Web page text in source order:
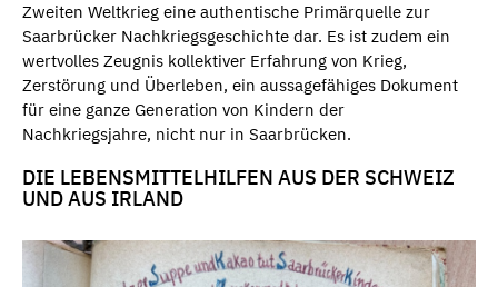
Zweiten Weltkrieg eine authentische Primärquelle zur
Saarbrücker Nachkriegsgeschichte dar. Es ist zudem ein
wertvolles Zeugnis kollektiver Erfahrung von Krieg,
Zerstörung und Überleben, ein aussagefähiges Dokument
für eine ganze Generation von Kindern der
Nachkriegsjahre, nicht nur in Saarbrücken.
DIE LEBENSMITTELHILFEN AUS DER SCHWEIZ
UND AUS IRLAND